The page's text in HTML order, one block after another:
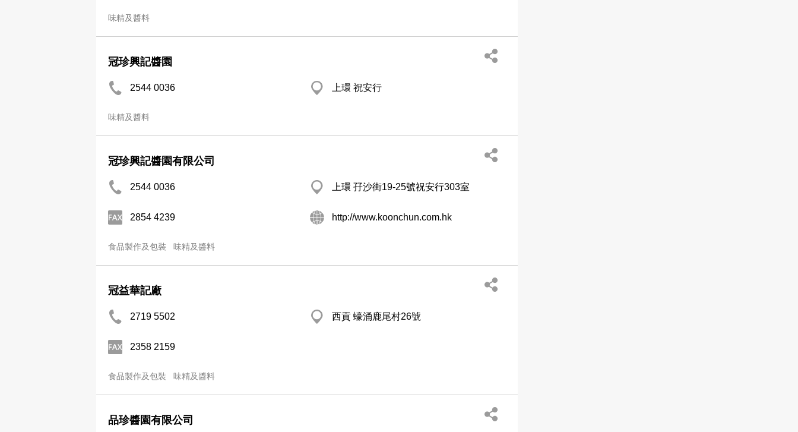
味精及醬料
冠珍興記醬園
2544 0036 上環 祝安行
味精及醬料
冠珍興記醬園有限公司
2544 0036 上環 孖沙街19-25號祝安行303室
2854 4239 http://www.koonchun.com.hk
食品製作及包裝 味精及醬料
冠益華記廠
2719 5502 西貢 蠔涌鹿尾村26號
2358 2159
食品製作及包裝 味精及醬料
品珍醬園有限公司